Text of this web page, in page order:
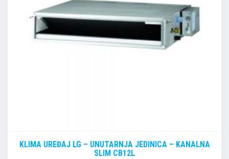
KLIMA UREĐAJ LG – UNUTARNJA JEDINICA – KANALNA
SLIM CB12L